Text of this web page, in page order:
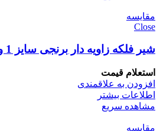
مقایسه
Close
شیر فلکه زاویه دار برنجی سایز 1 و 1/2 اینچ
استعلام قیمت
افزودن به علاقمندی
اطلاعات بیشتر
مشاهده سریع
مقایسه